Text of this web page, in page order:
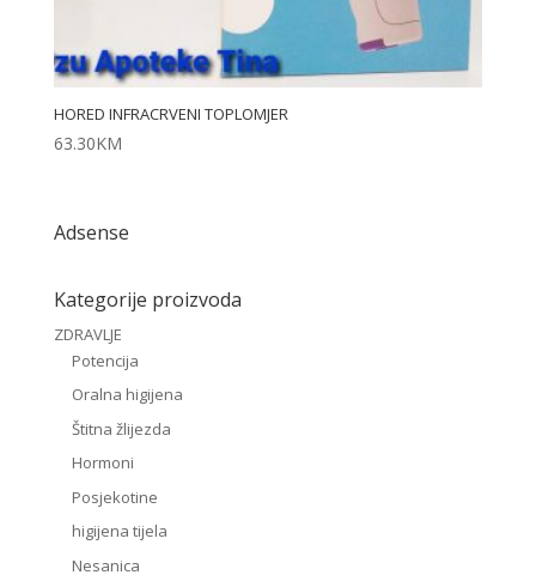
HORED INFRACRVENI TOPLOMJER
63.30KM
Adsense
Kategorije proizvoda
ZDRAVLJE
Potencija
Oralna higijena
Štitna žlijezda
Hormoni
Posjekotine
higijena tijela
Nesanica